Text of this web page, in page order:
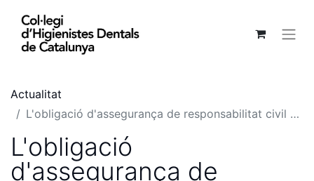
Actualitat
L'obligació d'assegurança de responsabilitat civil en l'exercici de la professió d'higienista dental
L'obligació
d'assegurança de